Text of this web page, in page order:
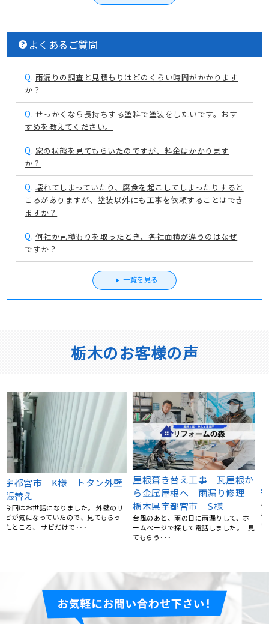
よくあるご質問
Q. 雨漏りの調査と見積もりはどのくらい時間がかかります
か？
Q. せっかくなら長持ちする塗料で塗装をしたいです。おす
すめを教えてください。
Q. 家の状態を見てもらいたのですが、料金はかかります
か？
Q. 壊れてしまっていたり、腐食を起こしてしまったりすると
ころがありますが、塗装以外にも工事を依頼することはでき
ますか？
Q. 何社か見積もりを取ったとき、各社面積が違うのはなぜ
ですか？
一覧を見る
栃木のお客様の声
宇都宮市 O様邸 防水工事
バルコニーから雨漏りが発生していた
ため、地元の業者さんで探していたと
ころ、リフォームの森さん･･･
屋根葺き替え工事 宇都宮市
M様邸
屋根のサビや変色が随分前から気にな
っていましたが、なかなか重い腰が上
がらず放置していました。･･･